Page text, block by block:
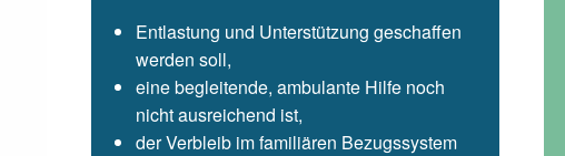
Entlastung und Unterstützung geschaffen
werden soll,
eine begleitende, ambulante Hilfe noch
nicht ausreichend ist,
der Verbleib im familiären Bezugssystem